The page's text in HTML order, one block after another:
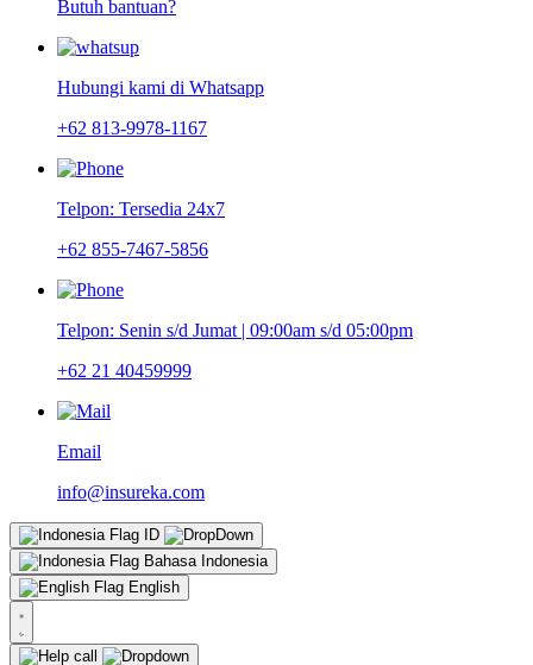
Butuh bantuan?
Hubungi kami di Whatsapp
+62 813-9978-1167
Telpon: Tersedia 24x7
+62 855-7467-5856
Telpon: Senin s/d Jumat | 09:00am s/d 05:00pm
+62 21 40459999
Email
info@insureka.com
ID
Bahasa Indonesia
English